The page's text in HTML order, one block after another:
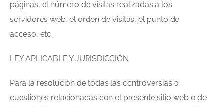
páginas, el número de visitas realizadas a los
servidores web, el orden de visitas, el punto de
acceso, etc.
LEY APLICABLE Y JURISDICCIÓN
Para la resolución de todas las controversias o
cuestiones relacionadas con el presente sitio web o de